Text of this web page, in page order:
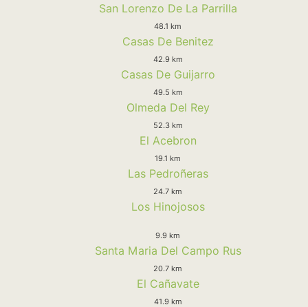
San Lorenzo De La Parrilla
48.1 km
Casas De Benitez
42.9 km
Casas De Guijarro
49.5 km
Olmeda Del Rey
52.3 km
El Acebron
19.1 km
Las Pedroñeras
24.7 km
Los Hinojosos
9.9 km
Santa Maria Del Campo Rus
20.7 km
El Cañavate
41.9 km